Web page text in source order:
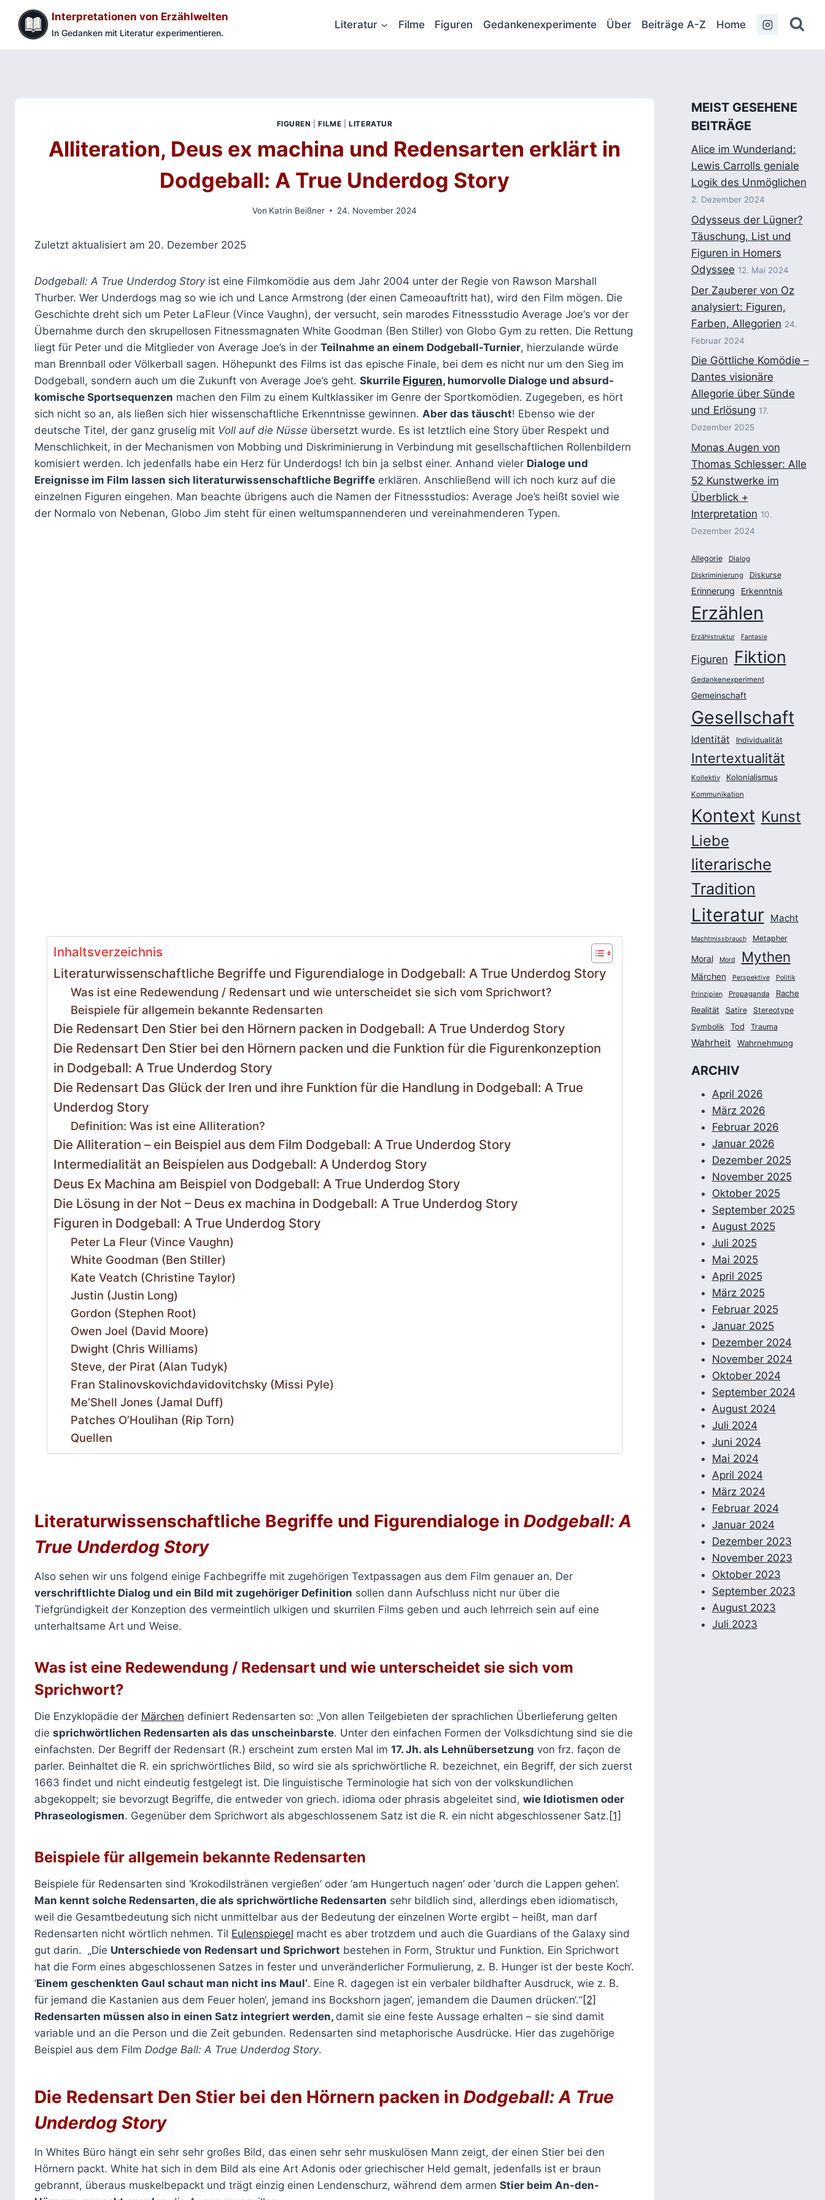
Inhalt
springen
Interpretationen von Erzählwelten
In Gedanken mit Literatur experimentieren.
Literatur Filme Figuren Gedankenexperimente Über Beiträge A-Z Home
FIGUREN |FILME |LITERATUR
Alliteration, Deus ex machina und Redensarten erklärt in
Dodgeball: A True Underdog Story
Von Katrin Beißner 24. November 2024
Zuletzt aktualisiert am 20. Dezember 2025
Dodgeball: A True Underdog Storyist eine Filmkomödie aus dem Jahr 2004 unter der Regie von Rawson Marshall
Thurber. Wer Underdogs mag so wie ich und Lance Armstrong (der einen Cameoauftritt hat), wird den Film mögen. Die
Geschichte dreht sich um Peter LaFleur (Vince Vaughn), der versucht, sein marodes Fitnessstudio Average Joe‘s vor der
Übernahme durch den skrupellosen Fitnessmagnaten White Goodman (Ben Stiller) von Globo Gym zu retten. Die Rettung
liegt für Peter und die Mitglieder von Average Joe’s in der Teilnahme an einem Dodgeball-Turnier, hierzulande würde
man Brennball oder Völkerball sagen. Höhepunkt des Films ist das epische Finale, bei dem es nicht nur um den Sieg im
Dodgeball, sondern auch um die Zukunft von Average Joe’s geht. Skurrile Figuren, humorvolle Dialoge und absurd-
komische Sportsequenzen machen den Film zu einem Kultklassiker im Genre der Sportkomödien. Zugegeben, es hört
sich nicht so an, als ließen sich hier wissenschaftliche Erkenntnisse gewinnen. Aber das täuscht! Ebenso wie der
deutsche Titel, der ganz gruselig mit Voll auf die Nüsse übersetzt wurde. Es ist letztlich eine Story über Respekt und
Menschlichkeit, in der Mechanismen von Mobbing und Diskriminierung in Verbindung mit gesellschaftlichen Rollenbildern
komisiert werden. Ich jedenfalls habe ein Herz für Underdogs! Ich bin ja selbst einer. Anhand vieler Dialoge und
Ereignisse im Film lassen sich literaturwissenschaftliche Begriffe erklären. Anschließend will ich noch kurz auf die
einzelnen Figuren eingehen. Man beachte übrigens auch die Namen der Fitnessstudios: Average Joe’s heißt soviel wie
der Normalo von Nebenan, Globo Jim steht für einen weltumspannenderen und vereinahmenderen Typen.
Inhaltsverzeichnis
Literaturwissenschaftliche Begriffe und Figurendialoge in Dodgeball: A True Underdog Story
Was ist eine Redewendung / Redensart und wie unterscheidet sie sich vom Sprichwort?
Beispiele für allgemein bekannte Redensarten
Die Redensart Den Stier bei den Hörnern packen in Dodgeball: A True Underdog Story
Die Redensart Den Stier bei den Hörnern packen und die Funktion für die Figurenkonzeption
in Dodgeball: A True Underdog Story
Die Redensart Das Glück der Iren und ihre Funktion für die Handlung in Dodgeball: A True
Underdog Story
Definition: Was ist eine Alliteration?
Die Alliteration – ein Beispiel aus dem Film Dodgeball: A True Underdog Story
Intermedialität an Beispielen aus Dodgeball: A Underdog Story
Deus Ex Machina am Beispiel von Dodgeball: A True Underdog Story
Die Lösung in der Not – Deus ex machina in Dodgeball: A True Underdog Story
Figuren in Dodgeball: A True Underdog Story
Peter La Fleur (Vince Vaughn)
White Goodman (Ben Stiller)
Kate Veatch (Christine Taylor)
Justin (Justin Long)
Gordon (Stephen Root)
Owen Joel (David Moore)
Dwight (Chris Williams)
Steve, der Pirat (Alan Tudyk)
Fran Stalinovskovichdavidovitchsky (Missi Pyle)
Me’Shell Jones (Jamal Duff)
Patches O’Houlihan (Rip Torn)
Quellen
Literaturwissenschaftliche Begriffe und Figurendialoge in Dodgeball: A
True Underdog Story
Also sehen wir uns folgend einige Fachbegriffe mit zugehörigen Textpassagen aus dem Film genauer an. Der
verschriftlichte Dialog und ein Bild mit zugehöriger Definition sollen dann Aufschluss nicht nur über die
Tiefgründigkeit der Konzeption des vermeintlich ulkigen und skurrilen Films geben und auch lehrreich sein auf eine
unterhaltsame Art und Weise.
Was ist eine Redewendung / Redensart und wie unterscheidet sie sich vom
Sprichwort?
Die Enzyklopädie der Märchen definiert Redensarten so: „Von allen Teilgebieten der sprachlichen Überlieferung gelten
die sprichwörtlichen Redensarten als das unscheinbarste. Unter den einfachen Formen der Volksdichtung sind sie die
einfachsten. Der Begriff der Redensart (R.) erscheint zum ersten Mal im 17. Jh. als Lehnübersetzung von frz. façon de
parler. Beinhaltet die R. ein sprichwörtliches Bild, so wird sie als sprichwörtliche R. bezeichnet, ein Begriff, der sich zuerst
1663 findet und nicht eindeutig festgelegt ist. Die linguistische Terminologie hat sich von der volkskundlichen
abgekoppelt; sie bevorzugt Begriffe, die entweder von griech. idioma oder phrasis abgeleitet sind, wie Idiotismen oder
Phraseologismen. Gegenüber dem Sprichwort als abgeschlossenem Satz ist die R. ein nicht abgeschlossener Satz. [1]
Beispiele für allgemein bekannte Redensarten
Beispiele für Redensarten sind ‘Krokodilstränen vergießen’ oder ‘am Hungertuch nagen’ oder ‘durch die Lappen gehen’.
Man kennt solche Redensarten, die als sprichwörtliche Redensarten sehr bildlich sind, allerdings eben idiomatisch,
weil die Gesamtbedeutung sich nicht unmittelbar aus der Bedeutung der einzelnen Worte ergibt – heißt, man darf
Redensarten nicht wörtlich nehmen. Til Eulenspiegel macht es aber trotzdem und auch die Guardians of the Galaxy sind
gut darin. „Die Unterschiede von Redensart und Sprichwort bestehen in Form, Struktur und Funktion. Ein Sprichwort
hat die Form eines abgeschlossenen Satzes in fester und unveränderlicher Formulierung, z. B. Hunger ist der beste Koch‘.
‘Einem geschenkten Gaul schaut man nicht ins Maul‘. Eine R. dagegen ist ein verbaler bildhafter Ausdruck, wie z. B.
für jemand die Kastanien aus dem Feuer holen‘, jemand ins Bockshorn jagen‘, jemandem die Daumen drücken‘.“[2]
Redensarten müssen also in einen Satz integriert werden, damit sie eine feste Aussage erhalten – sie sind damit
variable und an die Person und die Zeit gebunden. Redensarten sind metaphorische Ausdrücke. Hier das zugehörige
Beispiel aus dem Film Dodge Ball: A True Underdog Story.
Die Redensart Den Stier bei den Hörnern packen in Dodgeball: A True
Underdog Story
In Whites Büro hängt ein sehr sehr großes Bild, das einen sehr sehr muskulösen Mann zeigt, der einen Stier bei den
Hörnern packt. White hat sich in dem Bild als eine Art Adonis oder griechischer Held gemalt, jedenfalls ist er braun
gebrannt, überaus muskelbepackt und trägt einzig einen Lendenschurz, während dem armen Stier beim An-den-
MEIST GESEHENE
BEITRÄGE
Alice im Wunderland:
Lewis Carrolls geniale
Logik des Unmöglichen
2. Dezember 2024
Odysseus der Lügner?
Täuschung, List und
Figuren in Homers
Odyssee 12. Mai 2024
Der Zauberer von Oz
analysiert: Figuren,
Farben, Allegorien 24.
Februar 2024
Die Göttliche Komödie –
Dantes visionäre
Allegorie über Sünde
und Erlösung 17.
Dezember 2025
Monas Augen von
Thomas Schlesser: Alle
52 Kunstwerke im
Überblick +
Interpretation 10.
Dezember 2024
Allegorie
Dialog
Diskriminierung
Diskurse
Erinnerung Erkenntnis
Erzählen
Erzählstruktur Fantasie
Figuren Fiktion
Gedankenexperiment
Gemeinschaft
Gesellschaft
Identität Individualität
Intertextualität
Kollektiv Kolonialismus
Kommunikation
Kontext Kunst
Liebe
literarische
Tradition
Literatur Macht
Machtmissbrauch Metapher
Moral Mord Mythen
Märchen Perspektive Politik
Prinzipien Propaganda
Rache
Realität
Satire
Stereotype
Symbolik
Tod Trauma
Wahrheit Wahrnehmung
ARCHIV
April 2026
März 2026
Februar 2026
Januar 2026
Dezember 2025
November 2025
Oktober 2025
September 2025
August 2025
Juli 2025
Mai 2025
April 2025
März 2025
Februar 2025
Januar 2025
Dezember 2024
November 2024
Oktober 2024
September 2024
August 2024
Juli 2024
Juni 2024
Mai 2024
April 2024
März 2024
Februar 2024
Januar 2024
Dezember 2023
November 2023
Oktober 2023
September 2023
August 2023
Juli 2023